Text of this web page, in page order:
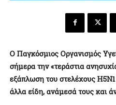
Ο Παγκόσμιος Οργανισμός
σήμερα την «τεράστια
εξάπλωση του στελέχους
άλλα είδη, ανάμεσά τους και